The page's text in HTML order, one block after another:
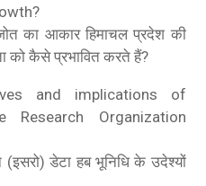
का आकार हिमाचल प्रदेश की
को कैसे प्रभावित करते हैं?
and implications of
Research Organization
डेटा हब भूनिधि के उदेश्यों